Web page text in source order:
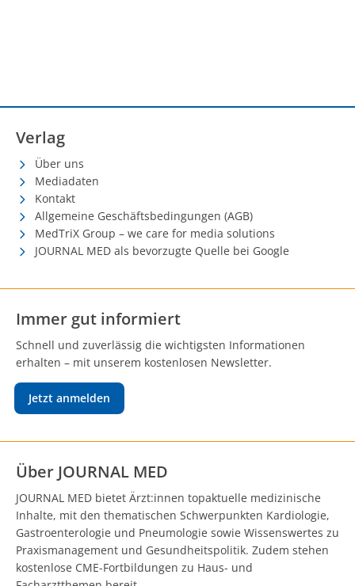
Verlag
Über uns
Mediadaten
Kontakt
Allgemeine Geschäftsbedingungen (AGB)
MedTriX Group – we care for media solutions
JOURNAL MED als bevorzugte Quelle bei Google
Immer gut informiert
Schnell und zuverlässig die wichtigsten Informationen
erhalten – mit unserem kostenlosen Newsletter.
Jetzt anmelden
Über JOURNAL MED
JOURNAL MED bietet Ärzt:innen topaktuelle medizinische
Inhalte, mit den thematischen Schwerpunkten Kardiologie,
Gastroenterologie und Pneumologie sowie Wissenswertes zu
Praxismanagement und Gesundheitspolitik. Zudem stehen
kostenlose CME-Fortbildungen zu Haus- und